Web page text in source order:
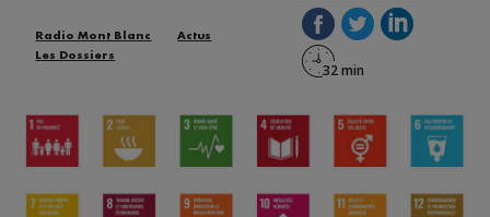
Radio Mont Blanc
Actus
Les Dossiers